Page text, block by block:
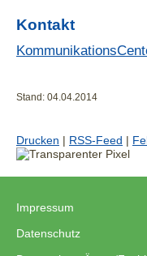
Kontakt
Stand: 04.04.2014
Drucken | RSS-Feed |
Impressum
Datenschutz